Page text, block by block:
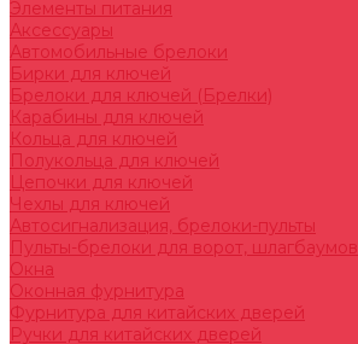
Элементы питания
Аксессуары
Автомобильные брелоки
Бирки для ключей
Брелоки для ключей (Брелки)
Карабины для ключей
Кольца для ключей
Полукольца для ключей
Цепочки для ключей
Чехлы для ключей
Автосигнализация, брелоки-пульты
Пульты-брелоки для ворот, шлагбаумов
Окна
Оконная фурнитура
Фурнитура для китайских дверей
Ручки для китайских дверей